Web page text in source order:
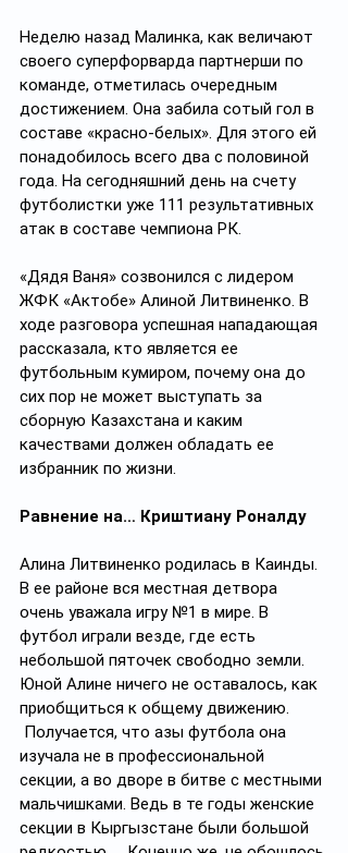
Неделю назад Малинка, как величают
своего суперфорварда партнерши по
команде, отметилась очередным
достижением. Она забила сотый гол в
составе «красно-белых». Для этого ей
понадобилось всего два с половиной
года. На сегодняшний день на счету
футболистки уже 111 результативных
атак в составе чемпиона РК.
«Дядя Ваня» созвонился с лидером
ЖФК «Актобе» Алиной Литвиненко. В
ходе разговора успешная нападающая
рассказала, кто является ее
футбольным кумиром, почему она до
сих пор не может выступать за
сборную Казахстана и каким
качествами должен обладать ее
избранник по жизни.
Равнение на… Криштиану Роналду
Алина Литвиненко родилась в Каинды.
В ее районе вся местная детвора
очень уважала игру №1 в мире. В
футбол играли везде, где есть
небольшой пяточек свободно земли.
Юной Алине ничего не оставалось, как
приобщиться к общему движению.
Получается, что азы футбола она
изучала не в профессиональной
секции, а во дворе в битве с местными
мальчишками. Ведь в те годы женские
секции в Кыргызстане были большой